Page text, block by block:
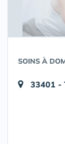
SOINS À
33401 -